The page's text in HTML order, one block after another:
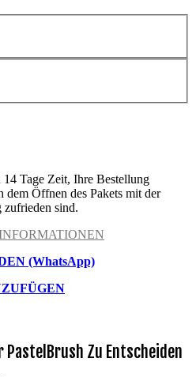
14 Tage Zeit, Ihre Bestellung
dem Öffnen des Pakets mit der
sind.
(WhatsApp)
PastelBrush Zu Entscheiden